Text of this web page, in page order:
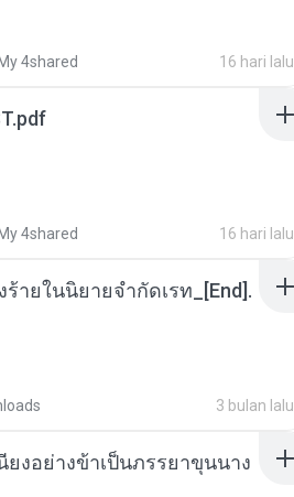
My 4shared 16 hari lalu
My 4shared 16 hari lalu
ายในนิยายจำกัดเรท_[End].
3 bulan lalu
ยงอย่างข้าเป็นภรรยาขุนนาง